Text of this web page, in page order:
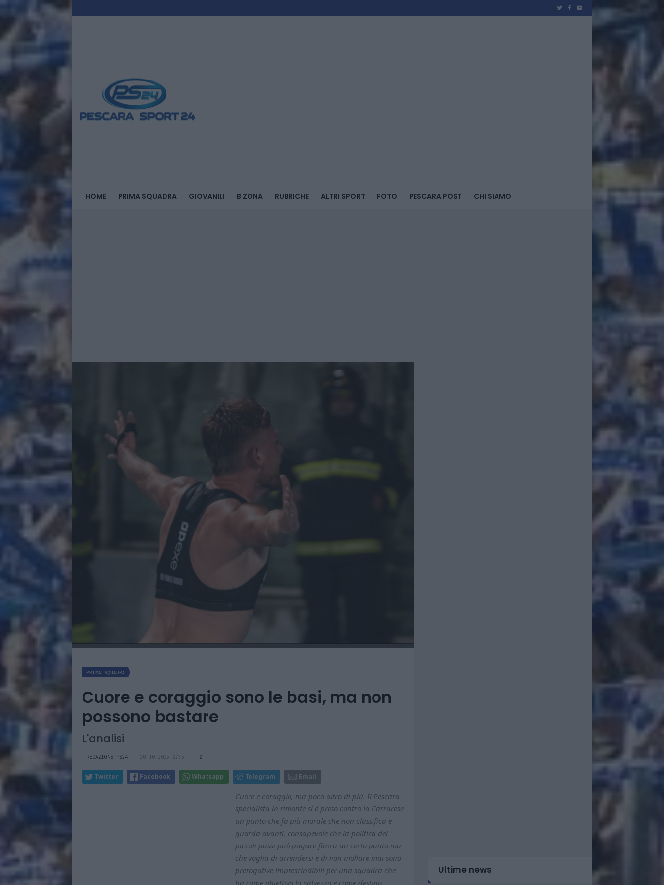
HOME PRIMA SQUADRA GIOVANILI B ZONA RUBRICHE ALTRI SPORT FOTO PESCARA POST CHI SIAMO
PRIMA SQUADRA
Cuore e coraggio sono le basi, ma non
possono bastare
L'analisi
REDAZIONE PS24 20.10.2025 07:51 0
Twitter Facebook Whatsapp Telegram Email
Cuore e coraggio, ma poco altro di più. Il Pescara
specialista in rimonte si è preso contro la Carrarese
un punto che fa più morale che non classifica e
guarda avanti, consapevole che la politica dei
piccoli passi può pagare fino a un certo punto ma
che voglia di arrendersi e di non mollare mai sono
prerogative imprescindibili per una squadra che
ha come obiettivo la salvezza e come destino
Ultime news